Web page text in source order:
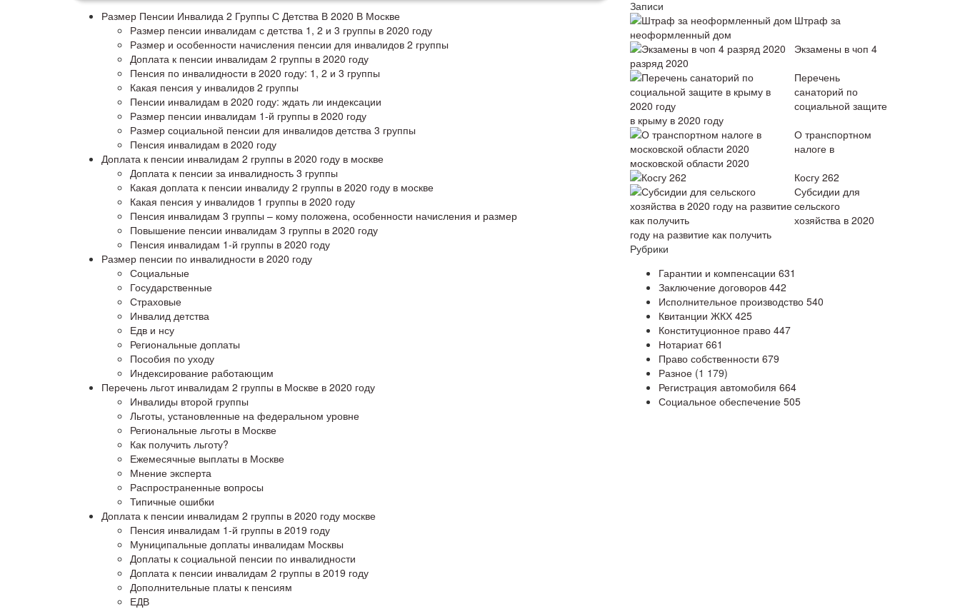
Размер Пенсии Инвалида 2 Группы С Детства В 2020 В Москве
Размер пенсии инвалидам с детства 1, 2 и 3 группы в 2020 году
Размер и особенности начисления пенсии для инвалидов 2 группы
Доплата к пенсии инвалидам 2 группы в 2020 году
Пенсия по инвалидности в 2020 году: 1, 2 и 3 группы
Какая пенсия у инвалидов 2 группы
Пенсии инвалидам в 2020 году: ждать ли индексации
Размер пенсии инвалидам 1-й группы в 2020 году
Размер социальной пенсии для инвалидов детства 3 группы
Пенсия инвалидам в 2020 году
Доплата к пенсии инвалидам 2 группы в 2020 году в москве
Доплата к пенсии за инвалидность 3 группы
Какая доплата к пенсии инвалиду 2 группы в 2020 году в москве
Какая пенсия у инвалидов 1 группы в 2020 году
Пенсия инвалидам 3 группы – кому положена, особенности начисления и размер
Повышение пенсии инвалидам 3 группы в 2020 году
Пенсия инвалидам 1-й группы в 2020 году
Размер пенсии по инвалидности в 2020 году
Социальные
Государственные
Страховые
Инвалид детства
Едв и нсу
Региональные доплаты
Пособия по уходу
Индексирование работающим
Перечень льгот инвалидам 2 группы в Москве в 2020 году
Инвалиды второй группы
Льготы, установленные на федеральном уровне
Региональные льготы в Москве
Как получить льготу?
Ежемесячные выплаты в Москве
Мнение эксперта
Распространенные вопросы
Типичные ошибки
Доплата к пенсии инвалидам 2 группы в 2020 году москве
Пенсия инвалидам 1-й группы в 2019 году
Муниципальные доплаты инвалидам Москвы
Доплаты к социальной пенсии по инвалидности
Доплата к пенсии инвалидам 2 группы в 2019 году
Дополнительные платы к пенсиям
ЕДВ
Записи
Штраф за
неоформленный дом
Экзамены в чоп 4
разряд 2020
Перечень
санаторий по
социальной защите
в крыму в 2020 году
О транспортном
налоге в
московской области 2020
Косгу 262
Субсидии для
сельского
хозяйства в 2020
году на развитие как получить
Рубрики
Гарантии и компенсации 631
Заключение договоров 442
Исполнительное производство 540
Квитанции ЖКХ 425
Конституционное право 447
Нотариат661
Право собственности 679
Разное (1 179)
Регистрация автомобиля 664
Социальное обеспечение 505